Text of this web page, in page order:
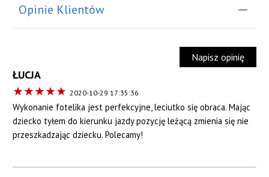
Opinie Klientów
Napisz opinię
ŁUCJA
★★★★★ 2020-10-29 17:35:36
Wykonanie fotelika jest perfekcyjne, leciutko się obraca. Mając
dziecko tyłem do kierunku jazdy pozycję leżącą zmienia się nie
przeszkadzając dziecku. Polecamy!